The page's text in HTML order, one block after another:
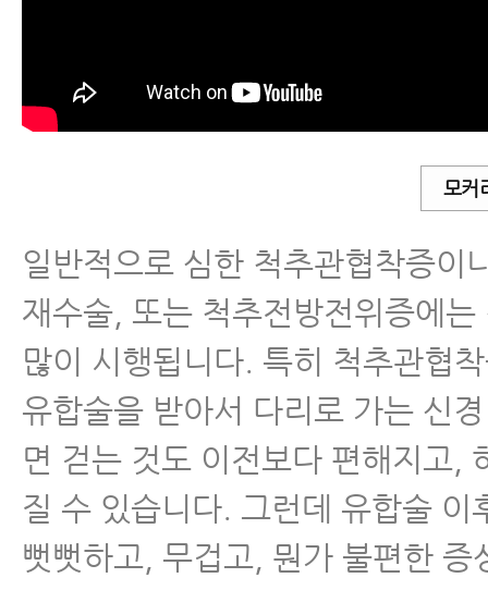
재활치료 해야 할까요?
- 척추수술 후 통증증후군, 허리디
유합술 후 새로 생긴 방사통과 마
근육파열
디스크 내장증
모커
일반적으로 심한 척추관협착증이
재수술, 또는 척추전방전위증에는
많이 시행됩니다. 특히 척추관협
유합술을 받아서 다리로 가는 신
면 걷는 것도 이전보다 편해지고,
질 수 있습니다. 그런데 유합술 이
뻣뻣하고, 무겁고, 뭔가 불편한 증